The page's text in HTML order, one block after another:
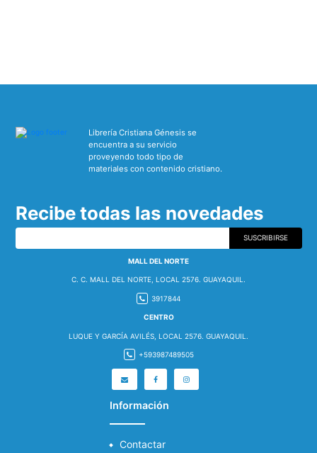
Librería Cristiana Génesis se
encuentra a su servicio
proveyendo todo tipo de
materiales con contenido cristiano.
Recibe todas las novedades
SUSCRIBIRSE
MALL DEL NORTE
C. C. MALL DEL NORTE, LOCAL 2576. GUAYAQUIL.
3917844
CENTRO
LUQUE Y GARCÍA AVILÉS, LOCAL 2576. GUAYAQUIL.
+593987489505
Información
Contactar